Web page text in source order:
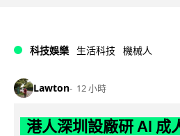
科技娛樂 生活科技 機械人
Lawton 12 小時
港人深圳設廠研 AI 成